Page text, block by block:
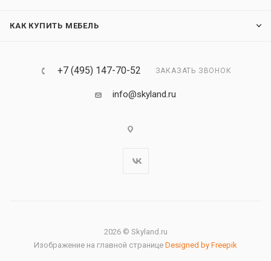
КАК КУПИТЬ МЕБЕЛЬ
+7 (495) 147-70-52 ЗАКАЗАТЬ ЗВОНОК
info@skyland.ru
2026 © Skyland.ru
Изображение на главной странице Designed by Freepik